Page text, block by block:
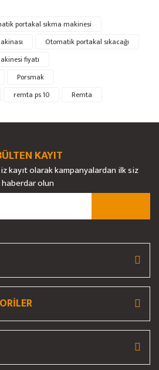
ilk yorumu siz yapın!
Yorum Yaz
henüz soru sorulmamış.
Soru Sor
ürün açıklamalarında ve diğer konularda
öneri formunu kullanarak tarafımıza
ederiz.
daha pahalı.
portakal sıkma makinesi
Otomatik portakal sıkacağı
fiyatı
Porsmak
remta ps 10 Remta
KAYIT
kayıt olarak kampanyalardan ilk siz
haberdar olun